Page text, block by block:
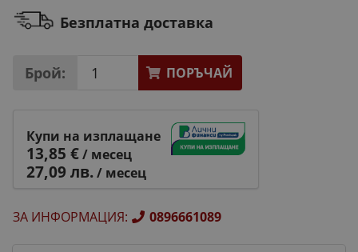
Безплатна доставка
Брой: ПОРЪЧАЙ
Купи на изплащане
13,85 €/ месец
27,09 лв./ месец
ЗА ИНФОРМАЦИЯ: 0896661089